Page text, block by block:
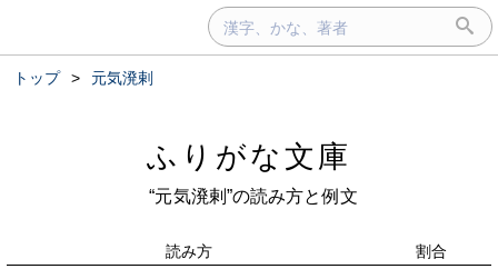
トップ > 元気溌剌
ふりがな文庫
“元気溌剌”の読み方と例文
読み方 割合